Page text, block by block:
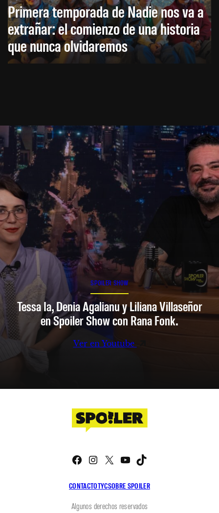
Primera temporada de Nadie nos va a
extrañar: el comienzo de una historia
que nunca olvidaremos
SPOILER SHOW
Tessa Ia, Denia Agalianu y Liliana Villaseñor
en Spoiler Show con Rana Fonk.
Ver en Youtube
CONTACTOTYCSOBRE SPOILER
Facebook
Instagram
X YouTube
Algunos derechos reservados